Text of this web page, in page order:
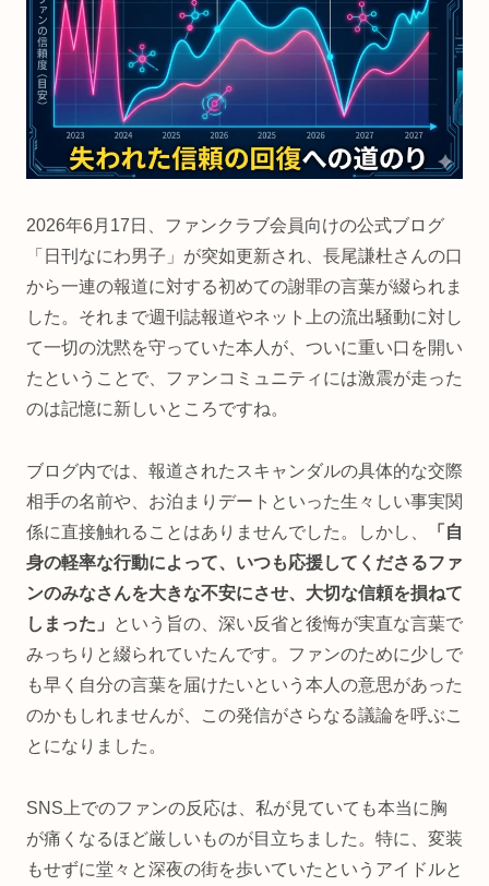
2026年6月17日、ファンクラブ会員向けの公式ブログ
「日刊なにわ男子」が突如更新され、長尾謙杜さんの口
から一連の報道に対する初めての謝罪の言葉が綴られま
した。それまで週刊誌報道やネット上の流出騒動に対し
て一切の沈黙を守っていた本人が、ついに重い口を開い
たということで、ファンコミュニティには激震が走った
のは記憶に新しいところですね。
ブログ内では、報道されたスキャンダルの具体的な交際
相手の名前や、お泊まりデートといった生々しい事実関
係に直接触れることはありませんでした。しかし、
「自
身の軽率な行動によって、いつも応援してくださるファ
ンのみなさんを大きな不安にさせ、大切な信頼を損ねて
しまった」
という旨の、深い反省と後悔が実直な言葉で
みっちりと綴られていたんです。ファンのために少しで
も早く自分の言葉を届けたいという本人の意思があった
のかもしれませんが、この発信がさらなる議論を呼ぶこ
とになりました。
SNS上でのファンの反応は、私が見ていても本当に胸
が痛くなるほど厳しいものが目立ちました。特に、変装
もせずに堂々と深夜の街を歩いていたというアイドルと